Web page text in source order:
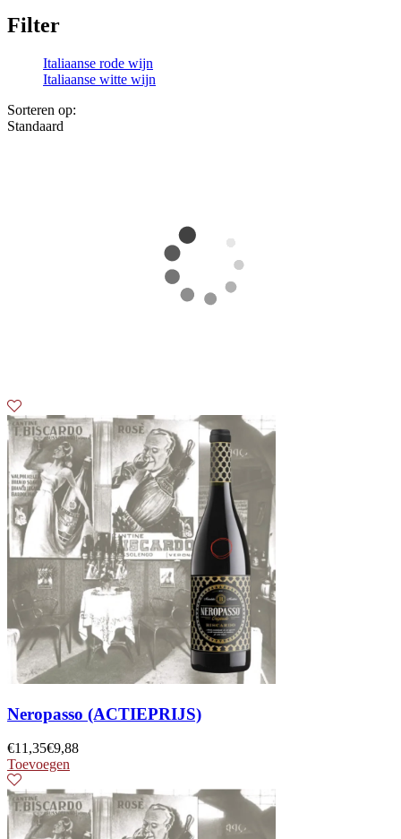
Filter
Italiaanse rode wijn
Italiaanse witte wijn
Sorteren op:
Standaard
Neropasso (ACTIEPRIJS)
€11,35€9,88
Toevoegen